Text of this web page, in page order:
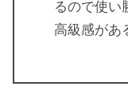
るので使い
高級感があ